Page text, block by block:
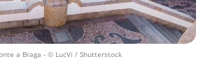
a Braga - © LucVi / Shutterstock